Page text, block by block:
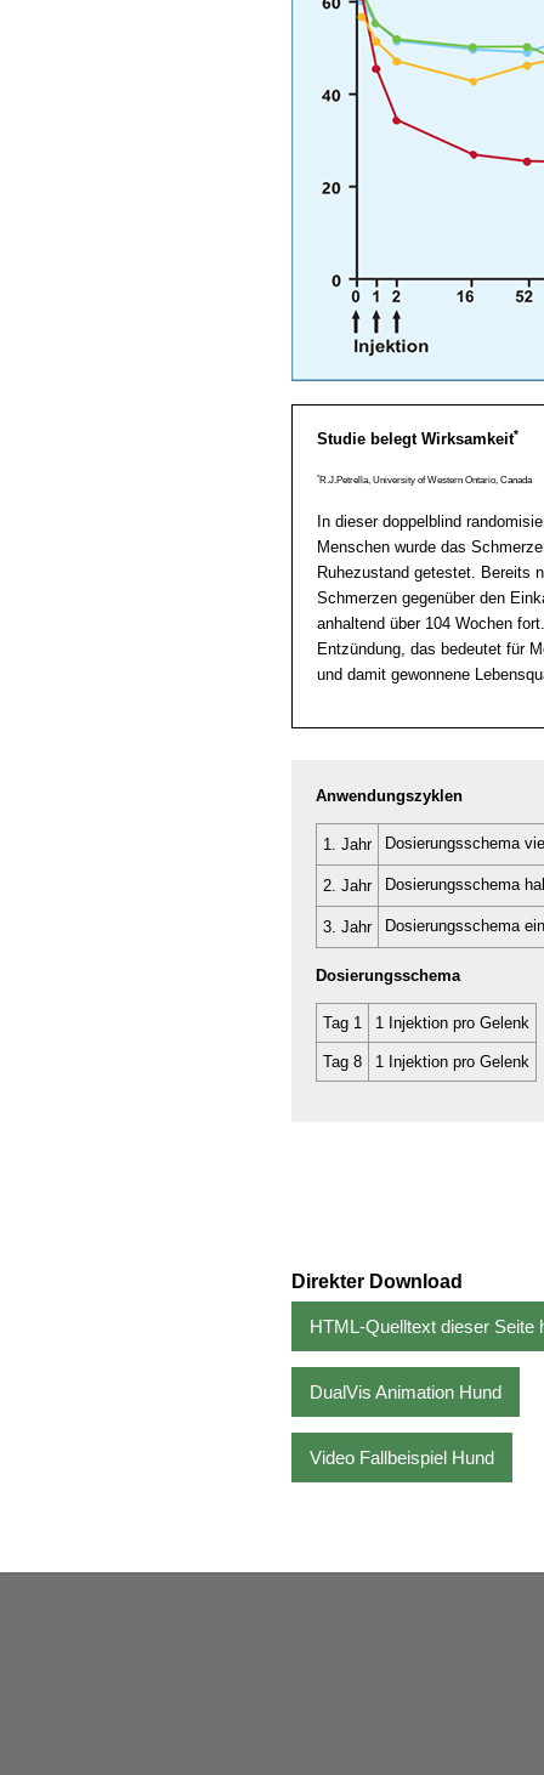
Studie belegt Wirksamkeit*
*R.J.Petrella, University of Western Ontario, Canada
In dieser doppelblind
Menschen wurde das
Ruhezustand getestet. Bereits
Schmerzen gegenüber den
anhaltend über 104 Wochen
Entzündung, das bedeutet für
und damit gewonnene
Anwendungszyklen
1. Jahr Dosierungsschema
2. Jahr Dosierungsschema
3. Jahr Dosierungsschema
Dosierungsschema
Tag 1 1 Injektion pro Gelenk
Tag 8 1 Injektion pro Gelenk
Direkter Download
HTML-Quelltext dieser Seite
DualVis Animation Hund
Video Fallbeispiel Hund